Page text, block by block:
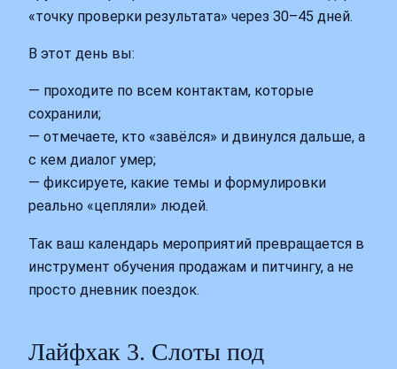
«точку проверки результата» через 30–45 дней.
В этот день вы:
— проходите по всем контактам, которые
сохранили;
— отмечаете, кто «завёлся» и двинулся дальше, а
с кем диалог умер;
— фиксируете, какие темы и формулировки
реально «цепляли» людей.
Так ваш календарь мероприятий превращается в
инструмент обучения продажам и питчингу, а не
просто дневник поездок.
Лайфхак 3. Слоты под